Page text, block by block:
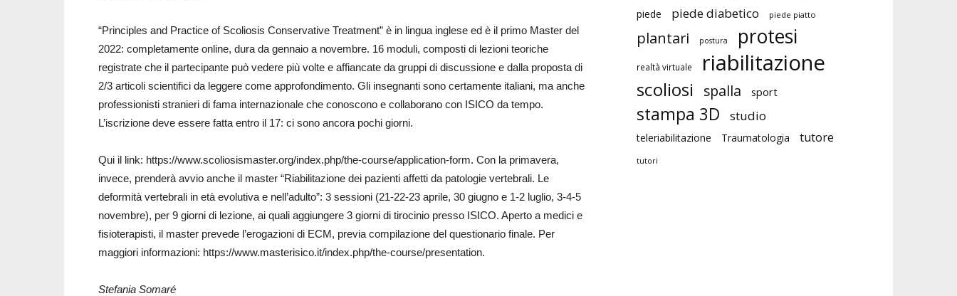
“Principles and Practice of Scoliosis Conservative Treatment” è in lingua inglese ed è il primo Master del
2022: completamente online, dura da gennaio a novembre. 16 moduli, composti di lezioni teoriche
registrate che il partecipante può vedere più volte e affiancate da gruppi di discussione e dalla proposta di
2/3 articoli scientifici da leggere come approfondimento. Gli insegnanti sono certamente italiani, ma anche
professionisti stranieri di fama internazionale che conoscono e collaborano con ISICO da tempo.
L’iscrizione deve essere fatta entro il 17: ci sono ancora pochi giorni.
Qui il link: https://www.scoliosismaster.org/index.php/the-course/application-form. Con la primavera,
invece, prenderà avvio anche il master “Riabilitazione dei pazienti affetti da patologie vertebrali. Le
deformità vertebrali in età evolutiva e nell’adulto”: 3 sessioni (21-22-23 aprile, 30 giugno e 1-2 luglio, 3-4-5
novembre), per 9 giorni di lezione, ai quali aggiungere 3 giorni di tirocinio presso ISICO. Aperto a medici e
fisioterapisti, il master prevede l’erogazioni di ECM, previa compilazione del questionario finale. Per
maggiori informazioni: https://www.masterisico.it/index.php/the-course/presentation.
Stefania Somaré
piede piede diabetico piede piatto
plantari postura protesi
realtà virtuale riabilitazione
scoliosi spalla sport
stampa 3D studio
teleriabilitazione Traumatologia tutore
tutori